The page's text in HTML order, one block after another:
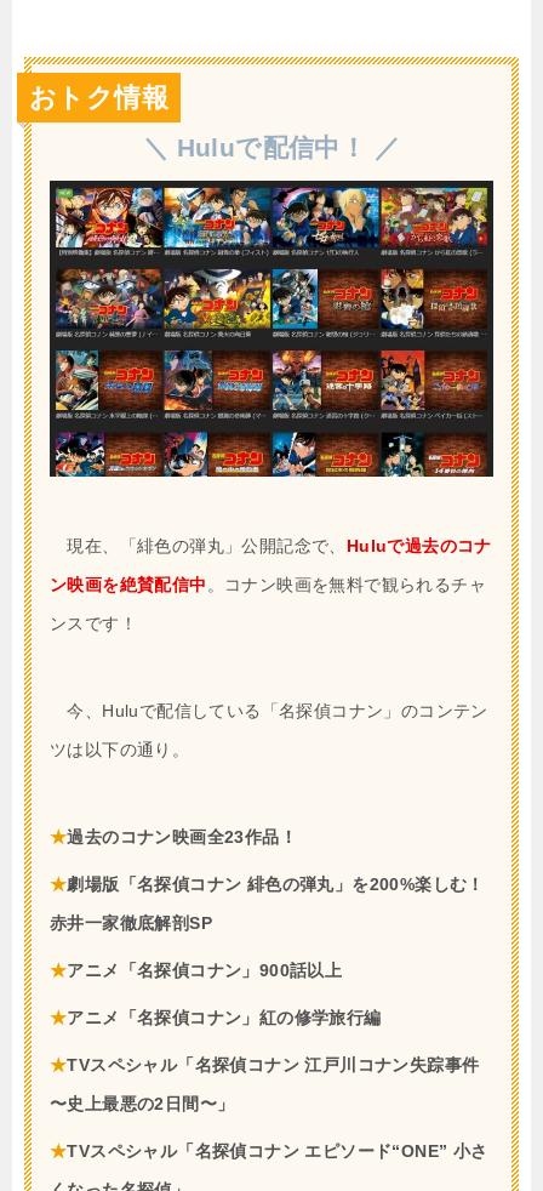
おトク情報
＼ Huluで配信中！ ／
現在、「緋色の弾丸」公開記念で、 Huluで過去のコナ
ン映画を絶賛配信中 。コナン映画を無料で観られるチャ
ンスです！
今、Huluで配信している「名探偵コナン」のコンテン
ツは以下の通り。
★過去のコナン映画全23作品！
★劇場版「名探偵コナン 緋色の弾丸」を200%楽しむ！
赤井一家徹底解剖SP
★アニメ「名探偵コナン」900話以上
★アニメ「名探偵コナン」紅の修学旅行編
★TVスペシャル「名探偵コナン 江戸川コナン失踪事件
〜史上最悪の2日間〜」
★TVスペシャル「名探偵コナン エピソード“ONE” 小さ